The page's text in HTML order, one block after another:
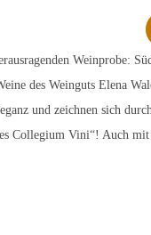
Weinprobe:
des Weinguts Elena
und zeichnen sich
Collegium Vini“! Auch